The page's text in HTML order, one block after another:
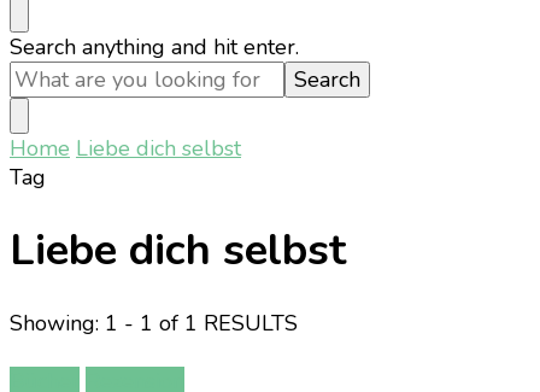
Looking
for
Something?
Search anything and hit enter.
Home Liebe dich selbst
Tag
Liebe dich selbst
Showing: 1 - 1 of 1 RESULTS